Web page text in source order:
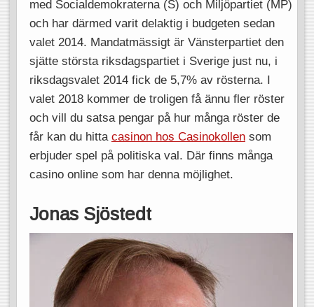
med Socialdemokraterna (S) och Miljöpartiet (MP)
och har därmed varit delaktig i budgeten sedan
valet 2014. Mandatmässigt är Vänsterpartiet den
sjätte största riksdagspartiet i Sverige just nu, i
riksdagsvalet 2014 fick de 5,7% av rösterna. I
valet 2018 kommer de troligen få ännu fler röster
och vill du satsa pengar på hur många röster de
får kan du hitta casinon hos Casinokollensom
erbjuder spel på politiska val. Där finns många
casino online som har denna möjlighet.
Jonas Sjöstedt